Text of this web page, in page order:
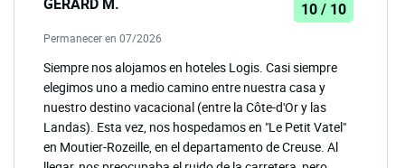
10 / 10
Permanecer en 07/2026
Siempre nos alojamos en hoteles Logis. Casi siempre
elegimos uno a medio camino entre nuestra casa y
nuestro destino vacacional (entre la Côte-d'Or y las
Landas). Esta vez, nos hospedamos en "Le Petit Vatel"
en Moutier-Rozeille, en el departamento de Creuse. Al